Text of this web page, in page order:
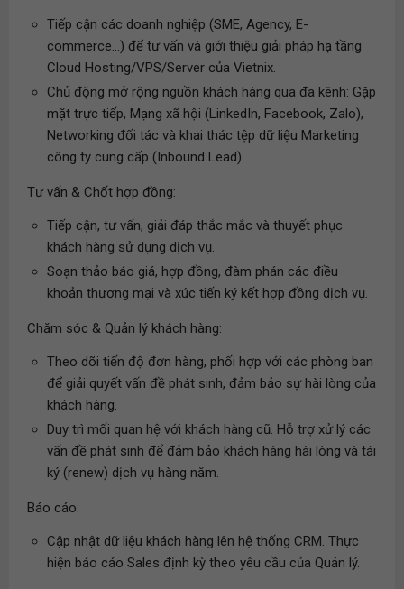
Tiếp cận các doanh nghiệp (SME, Agency, E-
commerce...) để tư vấn và giới thiệu giải pháp hạ tầng
Cloud Hosting/VPS/Server của Vietnix.
Chủ động mở rộng nguồn khách hàng qua đa kênh: Gặp
mặt trực tiếp, Mạng xã hội (LinkedIn, Facebook, Zalo),
Networking đối tác và khai thác tệp dữ liệu Marketing
công ty cung cấp (Inbound Lead).
Tư vấn & Chốt hợp đồng:
Tiếp cận, tư vấn, giải đáp thắc mắc và thuyết phục
khách hàng sử dụng dịch vụ.
Soạn thảo báo giá, hợp đồng, đàm phán các điều
khoản thương mại và xúc tiến ký kết hợp đồng dịch vụ.
Chăm sóc & Quản lý khách hàng:
Theo dõi tiến độ đơn hàng, phối hợp với các phòng ban
để giải quyết vấn đề phát sinh, đảm bảo sự hài lòng của
khách hàng.
Duy trì mối quan hệ với khách hàng cũ. Hỗ trợ xử lý các
vấn đề phát sinh để đảm bảo khách hàng hài lòng và tái
ký (renew) dịch vụ hàng năm.
Báo cáo:
Cập nhật dữ liệu khách hàng lên hệ thống CRM. Thực
hiện báo cáo Sales định kỳ theo yêu cầu của Quản lý.